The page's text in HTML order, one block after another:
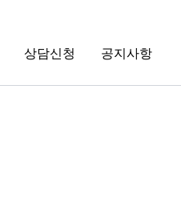
상담신청 공지사항